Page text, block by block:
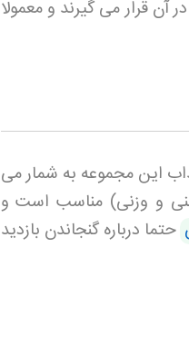
قرار می گیرند و معمولا
این مجموعه به شمار می
و وزنی) مناسب است و
حتما درباره گنجاندن بازدید